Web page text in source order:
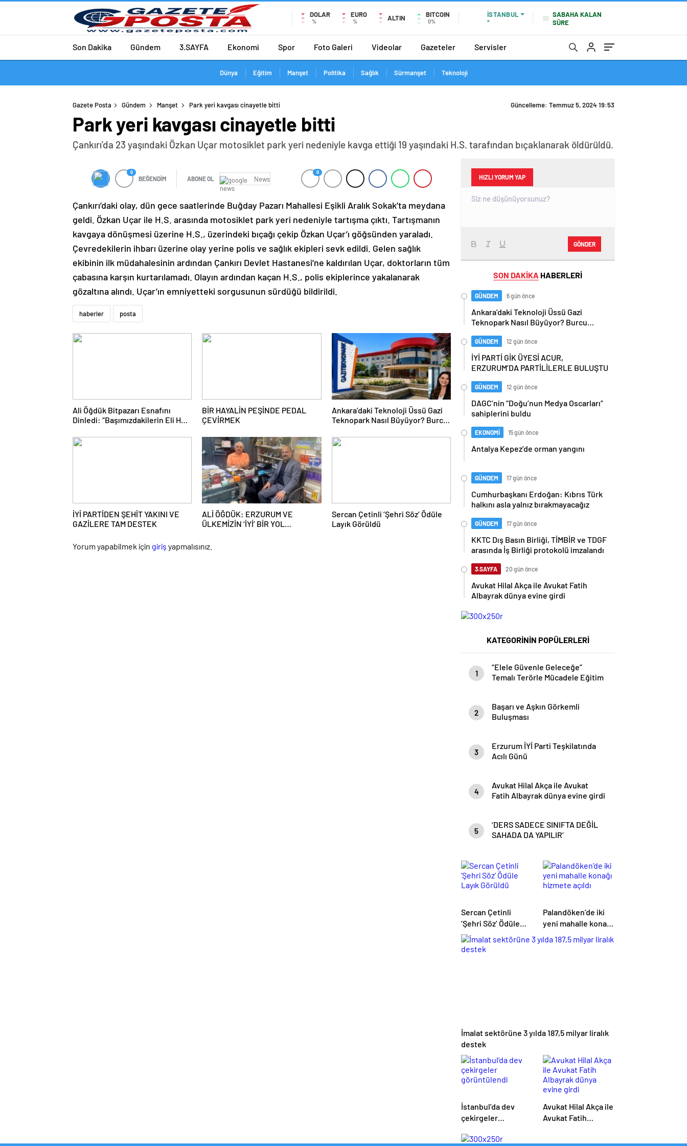
DOLAR
%
EURO
% ALTIN BITCOIN
0%
İSTANBUL
°
SABAHA KALAN
SÜRE
Son Dakika Gündem 3.SAYFA Ekonomi Spor Foto Galeri Videolar Gazeteler Servisler
Dünya Eğitim Manşet Politika Sağlık Sürmanşet Teknoloji
Gazete Posta Gündem Manşet Park yeri kavgası cinayetle bitti Güncelleme: Temmuz 5, 2024 19:53
Park yeri kavgası cinayetle bitti
Çankırı'da 23 yaşındaki Özkan Uçar motosiklet park yeri nedeniyle kavga ettiği 19 yaşındaki H.S. tarafından bıçaklanarak öldürüldü.
0
BEĞENDİM ABONE OL News
0
Çankırı’daki olay, dün gece saatlerinde Buğday Pazarı Mahallesi Eşikli Aralık Sokak’ta meydana
geldi. Özkan Uçar ile H.S. arasında motosiklet park yeri nedeniyle tartışma çıktı. Tartışmanın
kavgaya dönüşmesi üzerine H.S., üzerindeki bıçağı çekip Özkan Uçar’ı göğsünden yaraladı.
Çevredekilerin ihbarı üzerine olay yerine polis ve sağlık ekipleri sevk edildi. Gelen sağlık
ekibinin ilk müdahalesinin ardından Çankırı Devlet Hastanesi’ne kaldırılan Uçar, doktorların tüm
çabasına karşın kurtarılamadı. Olayın ardından kaçan H.S., polis ekiplerince yakalanarak
gözaltına alındı. Uçar’ın emniyetteki sorgusunun sürdüğü bildirildi.
haberler posta
Ali Öğdük Bitpazarı Esnafını
Dinledi: “Başımızdakilerin Eli Her
BİR HAYALİN PEŞİNDE PEDAL
ÇEVİRMEK
Ankara’daki Teknoloji Üssü Gazi
Teknopark Nasıl Büyüyor? Burcu
İYİ PARTİDEN ŞEHİT YAKINI VE
GAZİLERE TAM DESTEK
ALİ ÖĞDÜK: ERZURUM VE
ÜLKEMİZİN ‘İYİ’ BİR YOL
Sercan Çetinli ‘Şehri Söz’ Ödüle
Layık Görüldü
Yorum yapabilmek için giriş yapmalısınız.
HIZLI YORUM YAP
GÖNDER
SON DAKİKA HABERLERİ
GÜNDEM 6 gün önce
Ankara’daki Teknoloji Üssü Gazi
Teknopark Nasıl Büyüyor? Burcu
GÜNDEM 12 gün önce
İYİ PARTİ GİK ÜYESİ ACUR,
ERZURUM’DA PARTİLİLERLE BULUŞTU
GÜNDEM 12 gün önce
DAGC’nin “Doğu’nun Medya Oscarları”
sahiplerini buldu
EKONOMİ 15 gün önce
Antalya Kepez’de orman yangını
GÜNDEM 17 gün önce
Cumhurbaşkanı Erdoğan: Kıbrıs Türk
halkını asla yalnız bırakmayacağız
GÜNDEM 17 gün önce
KKTC Dış Basın Birliği, TİMBİR ve TDGF
arasında İş Birliği protokolü imzalandı
3.SAYFA 20 gün önce
Avukat Hilal Akça ile Avukat Fatih
Albayrak dünya evine girdi
KATEGORİNİN POPÜLERLERİ
1
“Elele Güvenle Geleceğe”
Temalı Terörle Mücadele Eğitim
2
Başarı ve Aşkın Görkemli
Buluşması
3
Erzurum İYİ Parti Teşkilatında
Acılı Günü
4
Avukat Hilal Akça ile Avukat
Fatih Albayrak dünya evine girdi
5
‘DERS SADECE SINIFTA DEĞİL
SAHADA DA YAPILIR’
Sercan Çetinli
‘Şehri Söz’ Ödüle
Layık Görüldü
Palandöken’de iki
yeni mahalle konağı
hizmete açıldı
İmalat sektörüne 3 yılda 187,5 milyar liralık
destek
İstanbul’da dev
çekirgeler
Avukat Hilal Akça ile
Avukat Fatih